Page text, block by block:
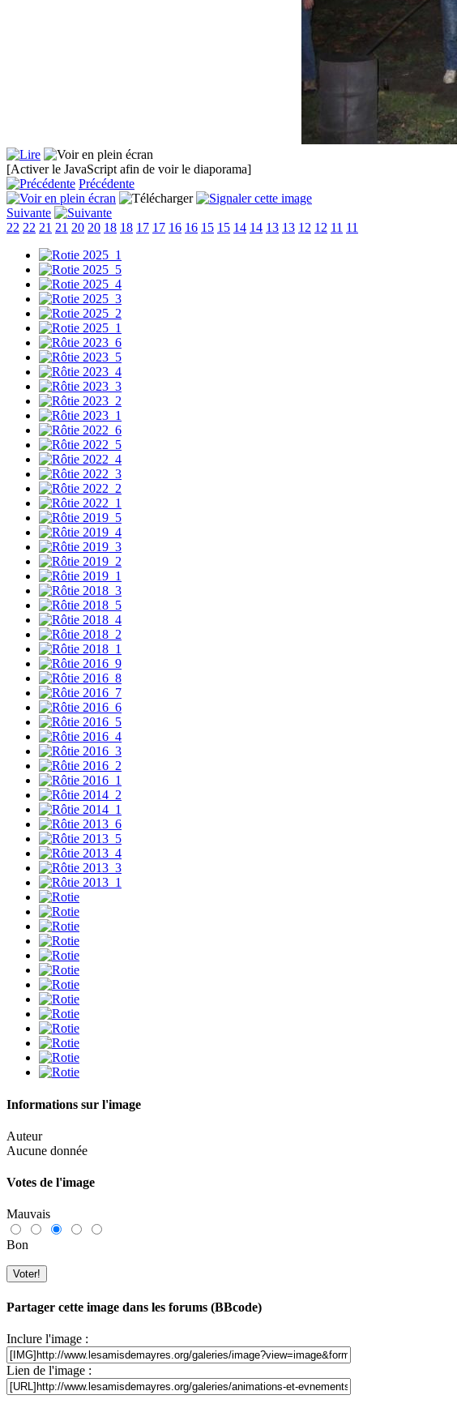
[Activer le JavaScript afin de voir le diaporama]
Précédente
Suivante
22 22 21 21 20 20 18 18 17 17 16 16 15 15 14 14 13 13 12 12 11 11
Informations sur l'image
Auteur
Aucune donnée
Votes de l'image
Mauvais
Bon
Partager cette image dans les forums (BBcode)
Inclure l'image :
Lien de l'image :